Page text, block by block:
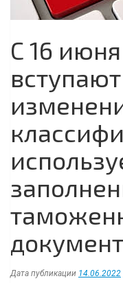
С 16
Дата публикации 14.06.2022